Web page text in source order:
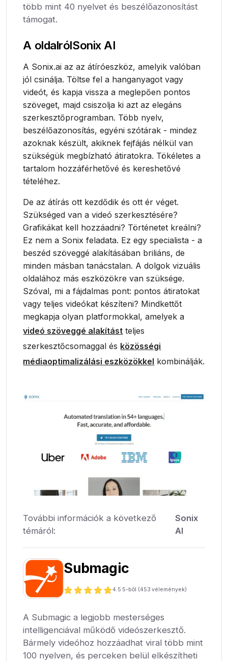
több mint 40 nyelvet és beszélőazonosítást
támogat.
A oldalrólSonix AI
A Sonix.ai az az átíróeszköz, amelyik valóban
jól csinálja. Töltse fel a hanganyagot vagy
videót, és kapja vissza a meglepően pontos
szöveget, majd csiszolja ki azt az elegáns
szerkesztőprogramban. Több nyelv,
beszélőazonosítás, egyéni szótárak - mindez
azoknak készült, akiknek fejfájás nélkül van
szükségük megbízható átiratokra. Tökéletes a
tartalom hozzáférhetővé és kereshetővé
tételéhez.
De az átírás ott kezdődik és ott ér véget.
Szükséged van a videó szerkesztésére?
Grafikákat kell hozzáadni? Történetet kreálni?
Ez nem a Sonix feladata. Ez egy specialista - a
beszéd szöveggé alakításában briliáns, de
minden másban tanácstalan. A dolgok vizuális
oldalához más eszközökre van szüksége.
Szóval, mi a fájdalmas pont: pontos átiratokat
vagy teljes videókat készíteni? Mindkettőt
megkapja olyan platformokkal, amelyek a
videó szöveggé alakítást teljes
szerkesztőcsomaggal és közösségi
médiaoptimalizálási eszközökkel kombinálják.
További információk a következő
témáról:
Sonix
AI
Submagic
4.5 5-ből (453 vélemények)
A Submagic a legjobb mesterséges
intelligenciával működő videószerkesztő.
Bármely videóhoz hozzáadhat viral több mint
100 nyelven, és perceken belül elkészítheti